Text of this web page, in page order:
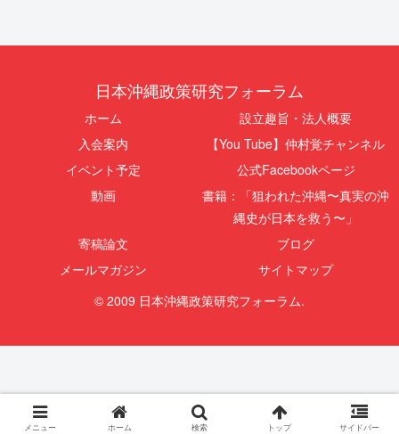
日本沖縄政策研究フォーラム
ホーム
設立趣旨・法人概要
入会案内
【You Tube】仲村覚チャンネル
イベント予定
公式Facebookページ
動画
書籍：「狙われた沖縄〜真実の沖
縄史が日本を救う〜」
寄稿論文
ブログ
メールマガジン
サイトマップ
© 2009 日本沖縄政策研究フォーラム.
メニュー ホーム 検索 トップ サイドバー